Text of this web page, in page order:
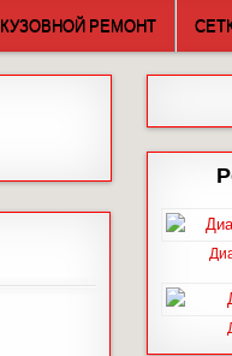
КУЗОВНОЙ РЕМОНТ